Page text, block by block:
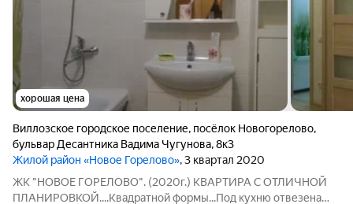
хорошая цена
Виллозское городское поселение, посёлок Новогорелово,
бульвар Десантника Вадима Чугунова,8к3
Жилой район «Новое Горелово», 3 квартал 2020
ЖК "НОВОЕ ГОРЕЛОВО". (2020г.) КВАРТИРА С ОТЛИЧНОЙ
ПЛАНИРОВКОЙ....Квадратной формы...Под кухню отвезена